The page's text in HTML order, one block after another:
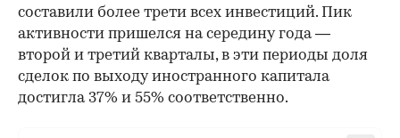
составили более трети всех инвестиций. Пик
активности пришелся на середину года —
второй и третий кварталы, в эти периоды доля
сделок по выходу иностранного капитала
достигла 37% и 55% соответственно.